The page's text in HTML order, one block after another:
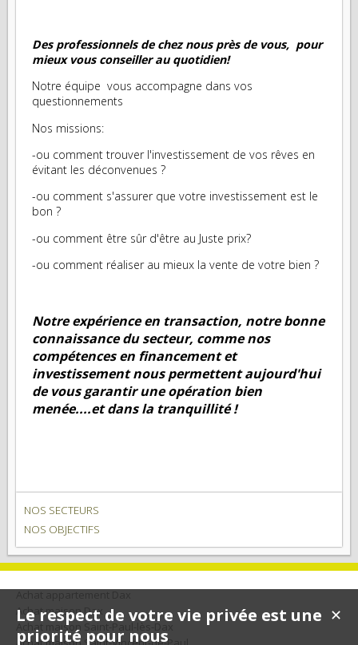
Des professionnels de chez nous près de vous, pour
mieux vous conseiller au quotidien!
Notre équipe vous accompagne dans vos
questionnements
Nos missions:
-ou comment trouver l'investissement de vos rêves en
évitant les déconvenues ?
-ou comment s'assurer que votre investissement est le
bon ?
-ou comment être sûr d'être au Juste prix?
-ou comment réaliser au mieux la vente de votre bien ?
Notre expérience en transaction, notre bonne
connaissance du secteur, comme nos
compétences en financement et
investissement nous permettent aujourd'hui
de vous garantir une opération bien
menée....et dans la tranquillité !
NOS SECTEURS
NOS OBJECTIFS
Achat maison Dax
Achat maison Saint-Paul-lès-Dax
✕
Le respect de votre vie privée est une
priorité pour nous